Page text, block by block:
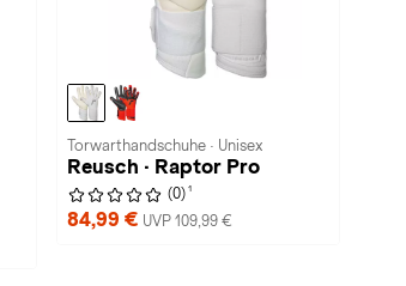
Torwarthandschuhe · Unisex
Reusch · Raptor Pro
(0) 1
84,99 € UVP 109,99 €